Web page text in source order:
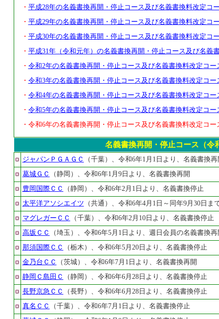
・ 平成28年の名義書換再開・停止コース及び名義書換料改定コ
・ 平成29年の名義書換再開・停止コース及び名義書換料改定コ
・ 平成30年の名義書換再開・停止コース及び名義書換料改定コ
・ 平成31年（令和元年）の名義書換再開・停止コース及び名義
・ 令和2年の名義書換再開・停止コース及び名義書換料改定コー
・ 令和3年の名義書換再開・停止コース及び名義書換料改定コー
・ 令和4年の名義書換再開・停止コース及び名義書換料改定コー
・ 令和5年の名義書換再開・停止コース及び名義書換料改定コー
・令和6年の名義書換再開・停止コース及び名義書換料改定コー
名義書換再開・停止コース（令
ジャパンＰＧＡＧＣ
（千葉）、令和6年1月1日より、名義書換再
葛城ＧＣ
（静岡）、令和6年1月9日より、名義書換再開
豊岡国際ＣＣ
（静岡）、令和6年2月1日より、名義書換停止
太平洋アソシエイツ （共通）、令和6年4月1日～同年9月30日ま
マグレガーＣＣ
（千葉）、令和6年2月10日より、名義書換停止
高坂ＣＣ
（埼玉）、令和6年5月1日より、週日会員の名義書換再
那須国際ＣＣ
（栃木）、令和6年5月20日より、名義書換停止
金乃台ＣＣ
（茨城）、令和6年7月1日より、名義書換再開
静岡Ｃ島田Ｃ
（静岡）、令和6年6月28日より、名義書換停止
長野京急ＣＣ
（長野）、令和6年6月28日より、名義書換停止
真名ＣＣ
（千葉）、令和6年7月1日より、名義書換停止